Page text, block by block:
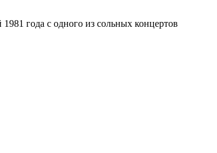
года с одного из сольных концертов